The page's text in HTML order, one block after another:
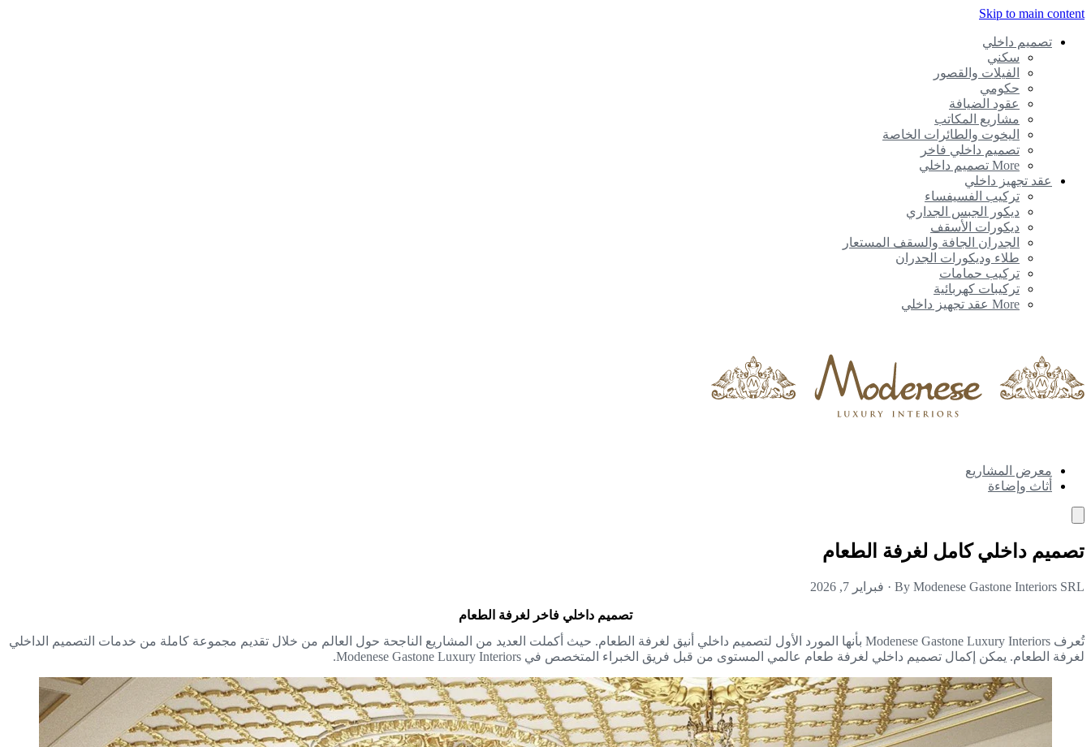
Skip to main content
تصميم داخلي
سكني
الفيلات والقصور
حكومي
عقود الضيافة
مشاريع المكاتب
اليخوت والطائرات الخاصة
تصميم داخلي فاخر
More تصميم داخلي
عقد تجهيز داخلي
تركيب الفسيفساء
ديكور الجبس الجداري
ديكورات الأسقف
الجدران الجافة والسقف المستعار
طلاء وديكورات الجدران
تركيب حمامات
تركيبات كهربائية
More عقد تجهيز داخلي
معرض المشاريع
أثاث وإضاءة
تصميم داخلي كامل لغرفة الطعام
By Modenese Gastone Interiors SRL
· فبراير 7, 2026
تصميم داخلي فاخر لغرفة الطعام
تُعرف Modenese Gastone Luxury Interiors بأنها المورد الأول لتصميم داخلي أنيق لغرفة الطعام. حيث أكملت العديد من المشاريع الناجحة حول العالم من خلال تقديم مجموعة كاملة من خدمات التصميم الداخلي
لغرفة الطعام. يمكن إكمال تصميم داخلي لغرفة طعام عالمي المستوى من قبل فريق الخبراء المتخصص في Modenese Gastone Luxury Interiors.